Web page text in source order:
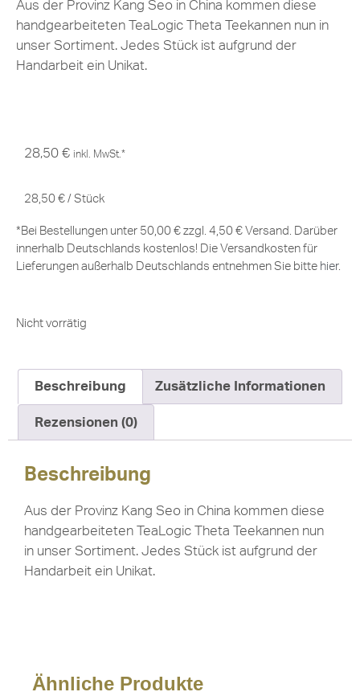
Aus der Provinz Kang Seo in China kommen diese
handgearbeiteten TeaLogic Theta Teekannen nun in
unser Sortiment. Jedes Stück ist aufgrund der
Handarbeit ein Unikat.
28,50 € inkl. MwSt.*
28,50 € / Stück
*Bei Bestellungen unter 50,00 € zzgl. 4,50 € Versand. Darüber
innerhalb Deutschlands kostenlos! Die Versandkosten für
Lieferungen außerhalb Deutschlands entnehmen Sie bitte hier.
Nicht vorrätig
Beschreibung Zusätzliche Informationen
Rezensionen (0)
Beschreibung
Aus der Provinz Kang Seo in China kommen diese
handgearbeiteten TeaLogic Theta Teekannen nun
in unser Sortiment. Jedes Stück ist aufgrund der
Handarbeit ein Unikat.
Ähnliche Produkte